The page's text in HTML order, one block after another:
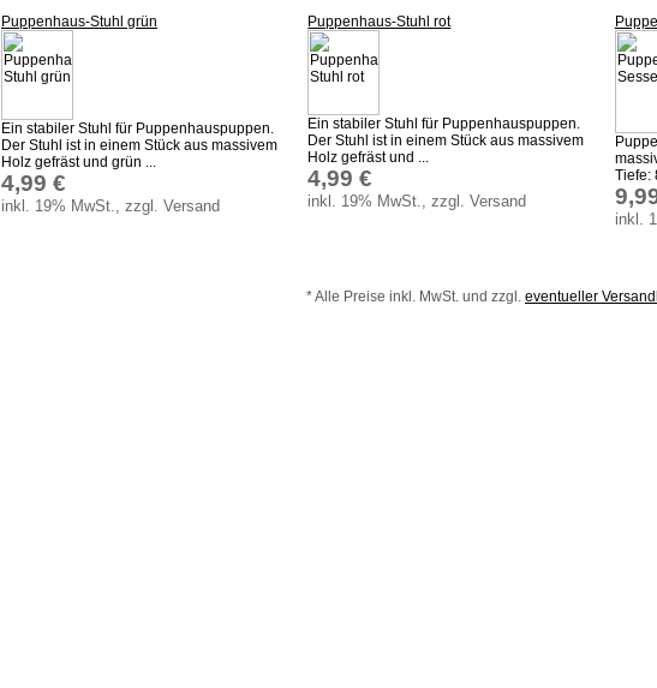
Puppenhaus-Stuhl grün
Ein stabiler Stuhl für Puppenhauspuppen.
Der Stuhl ist in einem Stück aus massivem
Holz gefräst und grün ...
4,99 €
inkl. 19% MwSt., zzgl. Versand
Puppenhaus-Stuhl rot
Ein stabiler Stuhl für Puppenhauspuppen.
Der Stuhl ist in einem Stück aus massivem
Holz gefräst und ...
4,99 €
inkl. 19% MwSt., zzgl. Versand
Tiefe:
inkl.
* Alle Preise inkl. MwSt. und zzgl. eventueller